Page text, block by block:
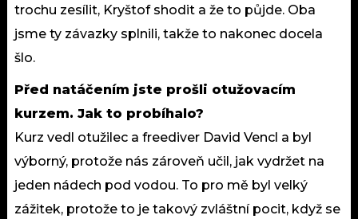
trochu zesílit, Kryštof shodit a že to půjde. Oba
jsme ty závazky splnili, takže to nakonec docela
šlo.
Před natáčením jste prošli otužovacím
kurzem. Jak to probíhalo?
Kurz vedl otužilec a freediver David Vencl a byl
výborný, protože nás zároveň učil, jak vydržet na
jeden nádech pod vodou. To pro mě byl velký
zážitek, protože to je takový zvláštní pocit, když se